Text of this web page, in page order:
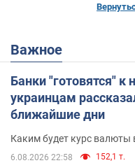
Важное
Банки "готовятся" к
украинцам
ближайшие дни
Каким будет курс валюты
6.08.2026 22:58 152,1 т.